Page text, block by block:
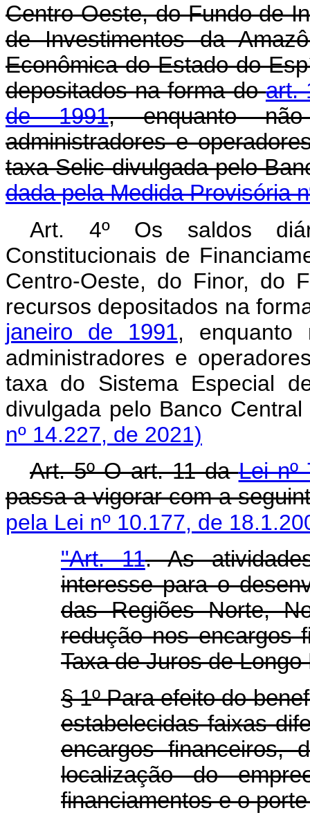
Centro-Oeste, do Fundo de
de Investimentos da
Econômica do Estado do
depositados na forma doart.
de 1991, enquanto não
administradores e
taxa Selic divulgada pelo
dada pela Medida Provisória
Art. 4º Os saldos
Constitucionais de
Centro-Oeste, do Finor, do
recursos depositados na
janeiro de 1991, enquanto
administradores e
taxa do Sistema Especial
divulgada pelo Banco
nº 14.227, de 2021)
Art. 5º O art. 11 daLei nº
passa a vigorar com a
pela Lei nº 10.177, de
"Art. 11. As
interesse para o
das Regiões Norte,
redução nos encargos
Taxa de Juros de
§ 1º Para efeito do
estabelecidas faixas
encargos financeiros,
localização do
financiamentos e o